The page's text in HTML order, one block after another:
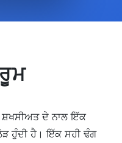
ਦੇ ਨਾਲ ਇੱਕ
ਹੁੰਦੀ ਹੈ। ਇੱਕ ਸਹੀ ਢੰਗ